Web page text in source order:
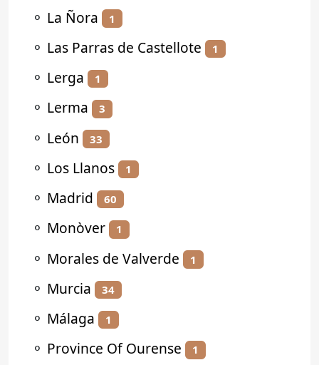
⚬ La Ñora 1
⚬ Las Parras de Castellote 1
⚬ Lerga 1
⚬ Lerma 3
⚬ León 33
⚬ Los Llanos 1
⚬ Madrid 60
⚬ Monòver 1
⚬ Morales de Valverde 1
⚬ Murcia 34
⚬ Málaga 1
⚬ Province Of Ourense 1